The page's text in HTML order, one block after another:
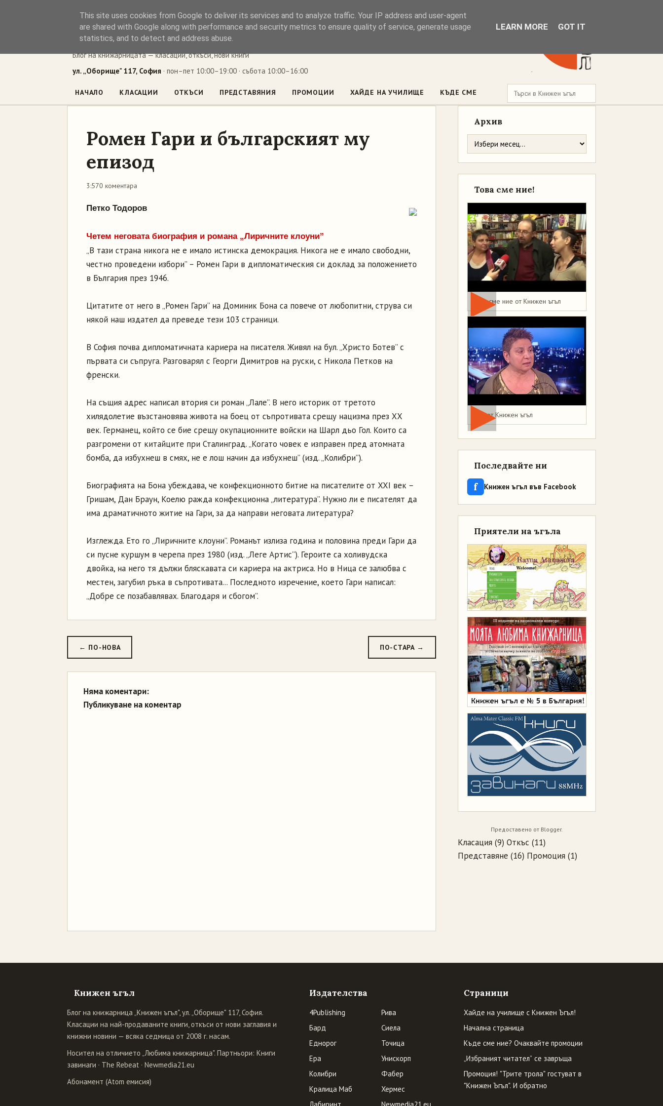
Книжен ъгъл
Блог на книжарницата — класации, откъси, нови книги
ул. „Оборище" 117, София · пон–пет 10:00–19:00 · събота 10:00–16:00
НАЧАЛО КЛАСАЦИИ ОТКЪСИ ПРЕДСТАВЯНИЯ ПРОМОЦИИ ХАЙДЕ НА УЧИЛИЩЕ КЪДЕ СМЕ
Ромен Гари и българският му
епизод
3:570 коментара
Петко Тодоров
Четем неговата биография и романа „Лиричните клоуни”
„В тази страна никога не е имало истинска демокрация. Никога не е имало свободни,
честно проведени избори” – Ромен Гари в дипломатическия си доклад за положението
в България през 1946.
Цитатите от него в „Ромен Гари” на Доминик Бона са повече от любопитни, струва си
някой наш издател да преведе тези 103 страници.
В София почва дипломатичната кариера на писателя. Живял на бул. „Христо Ботев” с
първата си съпруга. Разговарял с Георги Димитров на руски, с Никола Петков на
френски.
На същия адрес написал втория си роман „Лале”. В него историк от третото
хилядолетие възстановява живота на боец от съпротивата срещу нацизма през ХХ
век. Германец, който се бие срещу окупационните войски на Шарл дьо Гол. Които са
разгромени от китайците при Сталинград. „Когато човек е изправен пред атомната
бомба, да избухнеш в смях, не е лош начин да избухнеш” (изд. „Колибри”).
Биографията на Бона убеждава, че конфекционното битие на писателите от XXI век –
Гришам, Дан Браун, Коелю ражда конфекционна „литература”. Нужно ли е писателят да
има драматичното житие на Гари, за да направи неговата литература?
Изглежда. Ето го „Лиричните клоуни”. Романът излиза година и половина преди Гари да
си пусне куршум в черепа през 1980 (изд. „Леге Артис”). Героите са холивудска
двойка, на него тя дължи бляскавата си кариера на актриса. Но в Ница се залюбва с
местен, загубил ръка в съпротивата... Последното изречение, което Гари написал:
„Добре се позабавлявах. Благодаря и сбогом”.
← ПО-НОВА ПО-СТАРА →
Няма коментари:
Публикуване на коментар
Архив
Това сме ние!
Това сме ние от Книжен ъгъл
Мая от Книжен ъгъл
Последвайте ни
f Книжен ъгъл във Facebook
Приятели на ъгъла
Предоставено от Blogger.
Класация (9) Откъс (11)
Представяне (16) Промоция (1)
Книжен ъгъл
Блог на книжарница „Книжен ъгъл", ул. „Оборище" 117, София.
Класации на най-продаваните книги, откъси от нови заглавия и
книжни новини — всяка седмица от 2008 г. насам.
Носител на отличието „Любима книжарница". Партньори: Книги
завинаги · The Rebeat · Newmedia21.eu
Абонамент (Atom емисия)
Издателства
4Publishing
Бард
Еднорог
Ера
Колибри
Кралица Маб
Рива
Сиела
Точица
Унискорп
Фабер
Хермес
Страници
Хайде на училище с Книжен Ъгъл!
Начална страница
Къде сме ние? Очаквайте промоции
„Избраният читател” се завръща
Промоция! "Трите трола" гостуват в
"Книжен Ъгъл". И обратно
This site uses cookies from Google to deliver its services and to analyze traffic. Your IP address and user-agent
are shared with Google along with performance and security metrics to ensure quality of service, generate usage
statistics, and to detect and address abuse.
LEARN MORE GOT IT